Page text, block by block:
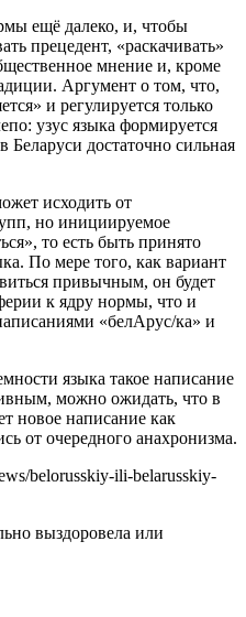
ещё далеко, и, чтобы
прецедент, «раскачивать»
мнение и, кроме
Аргумент о том, что,
и регулируется только
узус языка формируется
Беларуси достаточно сильная
исходить от
но инициируемое
то есть быть принято
По мере того, как вариант
привычным, он будет
к ядру нормы, что и
«белАрус/ка» и
языка такое написание
можно ожидать, что в
новое написание как
от очередного анахронизма.
belorusskiy-ili-belarusskiy-
выздоровела или